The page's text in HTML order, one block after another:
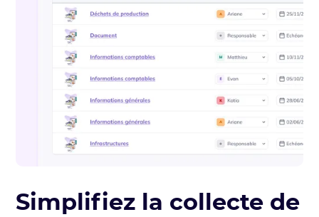
Simplifiez la collecte de